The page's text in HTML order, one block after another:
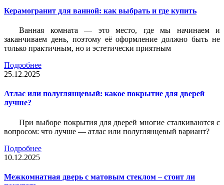
Керамогранит для ванной: как выбрать и где купить
Ванная комната — это место, где мы начинаем и
заканчиваем день, поэтому её оформление должно быть не
только практичным, но и эстетически приятным
Подробнее
25.12.2025
Атлас или полуглянцевый: какое покрытие для дверей
лучше?
При выборе покрытия для дверей многие сталкиваются с
вопросом: что лучше — атлас или полуглянцевый вариант?
Подробнее
10.12.2025
Межкомнатная дверь с матовым стеклом – стоит ли